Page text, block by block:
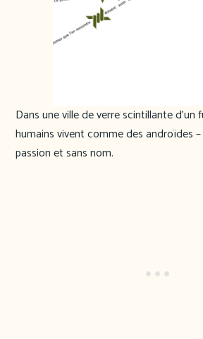
Dans une ville de verre scintillante d’un
humains vivent comme des androïdes
passion et sans nom.